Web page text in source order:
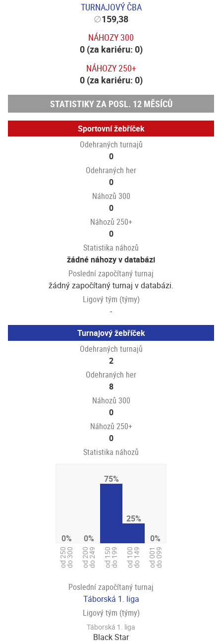
TURNAJOVÝ ČBA
∅159,38
NÁHOZY 300
0 (za kariéru: 0)
NÁHOZY 250+
0 (za kariéru: 0)
STATISTIKY ZA POSL. 12 MĚSÍCŮ
Sportovní žebříček
Odehraných turnajů
0
Odehraných her
0
Náhozů 300
0
Náhozů 250+
0
Statistika náhozů
žádné náhozy v databázi
Poslední započítaný turnaj
žádný započítaný turnaj v databázi.
Ligový tým (týmy)
-
Turnajový žebříček
Odehraných turnajů
2
Odehraných her
8
Náhozů 300
0
Náhozů 250+
0
Statistika náhozů
0%
od 250do 300
0%
od 200do 249
75%
od 150do 199
25%
od 100do 149
0%
od 001do 099
Poslední započítaný turnaj
Táborská 1. liga
Ligový tým (týmy)
Táborská 1. liga
Black Star